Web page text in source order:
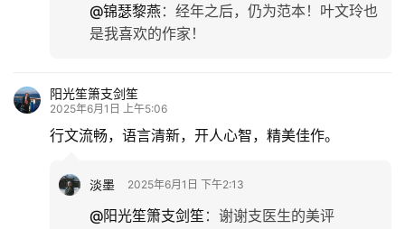
@锦瑟黎燕： 经年之后，仍为范本！叶文玲也
是我喜欢的作家！
阳光笙箫支剑笙
2025年6月1日 上午5:06
行文流畅，语言清新，开人心智，精美佳作。
淡墨 2025年6月1日 下午2:13
@阳光笙箫支剑笙 ： 谢谢支医生的美评